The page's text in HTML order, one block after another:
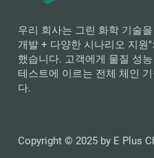
우리 회사는 그린 화학 기술
개발 + 다양한 시나리오 지원
했습니다. 고객에게 물질 성
테스트에 이르는 전체 체인
다.
Copyright © 2025 by E Plus